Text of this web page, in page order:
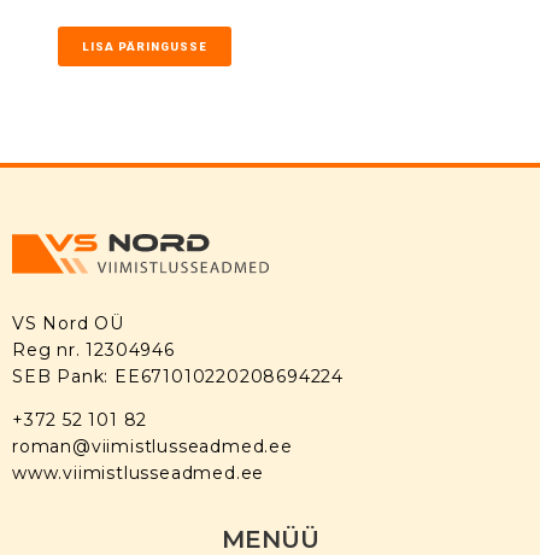
LISA PÄRINGUSSE
VS Nord OÜ
Reg nr. 12304946
SEB Pank: EE671010220208694224
+372 52 101 82
roman@viimistlusseadmed.ee
www.viimistlusseadmed.ee
MENÜÜ